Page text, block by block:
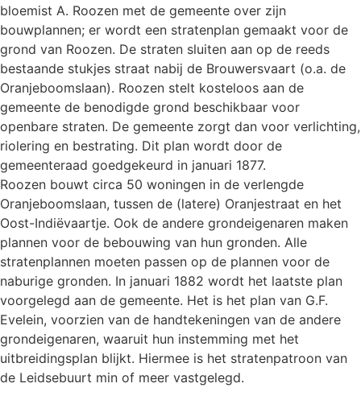
bloemist A. Roozen met de gemeente over zijn
bouwplannen; er wordt een stratenplan gemaakt voor de
grond van Roozen. De straten sluiten aan op de reeds
bestaande stukjes straat nabij de Brouwersvaart (o.a. de
Oranjeboomslaan). Roozen stelt kosteloos aan de
gemeente de benodigde grond beschikbaar voor
openbare straten. De gemeente zorgt dan voor verlichting,
riolering en bestrating. Dit plan wordt door de
gemeenteraad goedgekeurd in januari 1877.
Roozen bouwt circa 50 woningen in de verlengde
Oranjeboomslaan, tussen de (latere) Oranjestraat en het
Oost-Indiëvaartje. Ook de andere grondeigenaren maken
plannen voor de bebouwing van hun gronden. Alle
stratenplannen moeten passen op de plannen voor de
naburige gronden. In januari 1882 wordt het laatste plan
voorgelegd aan de gemeente. Het is het plan van G.F.
Evelein, voorzien van de handtekeningen van de andere
grondeigenaren, waaruit hun instemming met het
uitbreidingsplan blijkt. Hiermee is het stratenpatroon van
de Leidsebuurt min of meer vastgelegd.